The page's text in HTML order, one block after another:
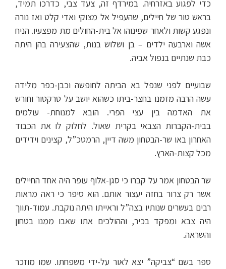
כדי לפגוע באזרחיה. במירדף זה, צעד צבי, כדרכו תמיד,
בראש טור של חיילים, שהעפיל אל מצוקי ואדי קלט ואז נורה
ונפגע קשות ולאחר שפינוהו אל בית-החולים מת מפצעיו. הניח
אשה וארבעה ילדים – בן ושלוש בנות, שהצעירה בהן היתה
כבת שנתיים בנפול אביה.
שבועיים לפני שנפל בא הביתה לחופשה וכבן-כפר מלידה
עשה הרבה מזמנו בחצר-ביתו כשהוא יושב על טרקטור וחורש
את האדמה בין עצי הפרי. הובא למנוחת- עולמים
בבית-הקברות הצבאי בקרית שאול. לחלוק לו את הכבוד
האחרון באו שר-הבטחון משה דיין, הרמטכ”ל, קצינים וידידים
מכל קצות-הארץ.
שר הבטחון אמר על קברו כי סגן-אלוף עופר היה אחד החיילים
אשר רק צרור בחזה יעצור אותם. הוא סיפר כי ראה מראות
רבים בעשרים שנותיו בצה”ל וראייתו היתה נוקבת. עמוד-תווך
היה צבא ומפקד בכיר, וההולכים אתו שאבו ממנו בטחון
והשראה.
ספר בשם “צביקה” יצא לאור על-ידי משפחתו. שמו מוזכר